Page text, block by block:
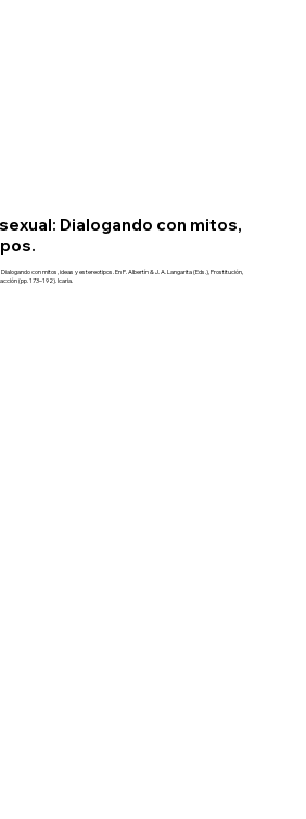
Dialogando con mitos,
con mitos, ideas y estereotipos. En P. Albertín & J. A. Langarita (Eds.), Prostitución,
(pp. 173–192). Icaria.